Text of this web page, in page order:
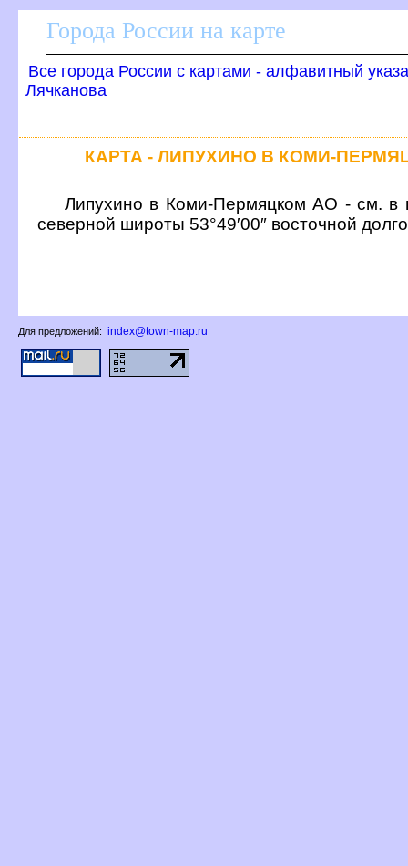
Города России на карте
се города России с картами - алфавитный
Лячканова
КАРТА - ЛИПУХИНО В КОМИ-
Липухино в Коми-Пермяцком АО - см. в
северной широты 53°49′00″ восточной
Для предложений: index@town-map.ru